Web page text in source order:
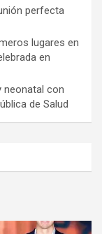
perfecta
lugares en
en
neonatal con
de Salud